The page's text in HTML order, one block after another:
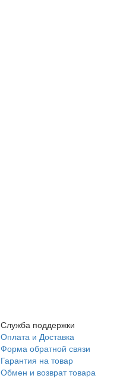
Служба поддержки
Оплата и Доставка
Форма обратной связи
Гарантия на товар
Обмен и возврат товара